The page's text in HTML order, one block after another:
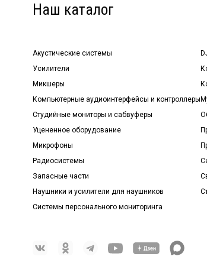
Наш каталог
Акустические системы
Усилители
Микшеры
Компьютерные аудиоинтерфейсы и контроллеры
Студийные мониторы и сабвуферы
Уцененное оборудование
Микрофоны
Радиосистемы
Запасные части
Наушники и усилители для наушников
Системы персонального мониторинга